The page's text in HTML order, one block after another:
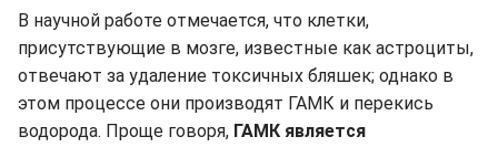
В научной работе отмечается, что клетки,
присутствующие в мозге, известные как астроциты,
отвечают за удаление токсичных бляшек; однако в
этом процессе они производят ГАМК и перекись
водорода. Проще говоря, ГАМК является